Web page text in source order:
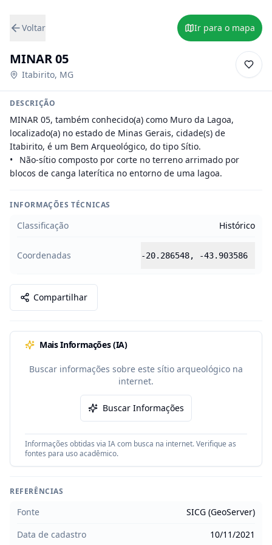
Voltar Ir para o mapa
MINAR 05
Itabirito, MG
DESCRIÇÃO
MINAR 05, também conhecido(a) como Muro da Lagoa,
localizado(a) no estado de Minas Gerais, cidade(s) de
Itabirito, é um Bem Arqueológico, do tipo Sítio.
•	Não-sítio composto por corte no terreno arrimado por
blocos de canga laterítica no entorno de uma lagoa.
INFORMAÇÕES TÉCNICAS
Classificação Histórico
Coordenadas -20.286548, -43.903586
Compartilhar
Mais Informações (IA)
Buscar informações sobre este sítio arqueológico na
internet.
Buscar Informações
Informações obtidas via IA com busca na internet. Verifique as
fontes para uso acadêmico.
REFERÊNCIAS
Fonte
SICG (GeoServer)
Data de cadastro
10/11/2021